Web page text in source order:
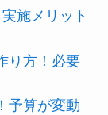
施メリット
り方！必要
予算が変動